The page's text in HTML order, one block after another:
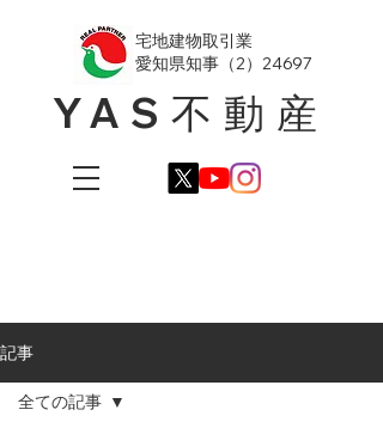
YAS不動産
​宅地建物取引業
愛知県知事（2）24697
記事
全ての記事